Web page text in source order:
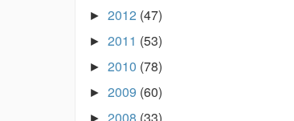
► 2012 (47)
► 2011 (53)
► 2010 (78)
► 2009 (60)
►